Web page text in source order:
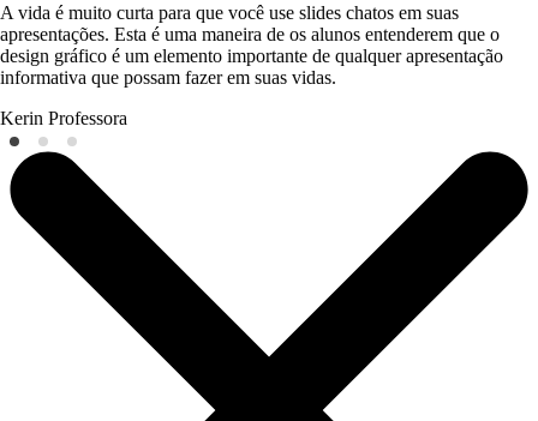
A vida é muito curta para que você use slides chatos em suas
apresentações. Esta é uma maneira de os alunos entenderem que o
design gráfico é um elemento importante de qualquer apresentação
informativa que possam fazer em suas vidas.
Kerin Professora